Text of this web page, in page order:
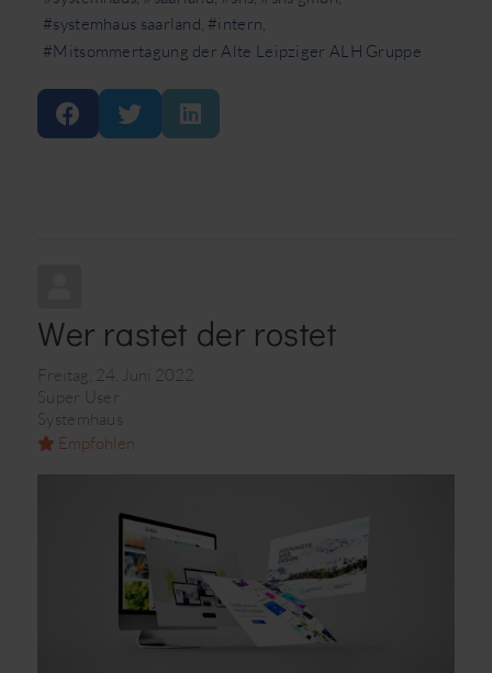
systemhaus saarland
intern
Mitsommertagung der Alte Leipziger ALH Gruppe
Wer rastet der rostet
Freitag, 24. Juni 2022
Super User
Systemhaus
Empfohlen